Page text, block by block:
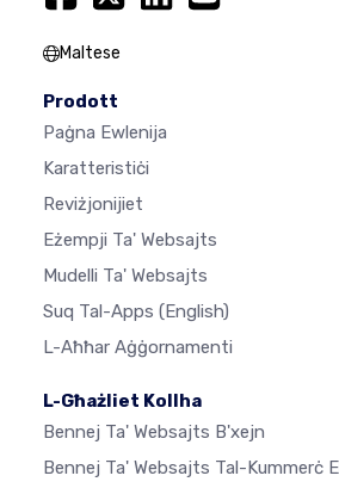
Maltese
Prodott
Paġna Ewlenija
Karatteristiċi
Reviżjonijiet
Eżempji Ta' Websajts
Mudelli Ta' Websajts
Suq Tal-Apps (English)
L-Aħħar Aġġornamenti
L-Għażliet Kollha
Bennej Ta' Websajts B'xejn
Bennej Ta' Websajts Tal-Kummerċ